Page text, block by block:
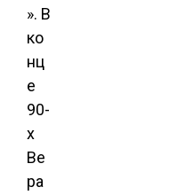
». В
ко
нц
е
90-
х
Ве
ра